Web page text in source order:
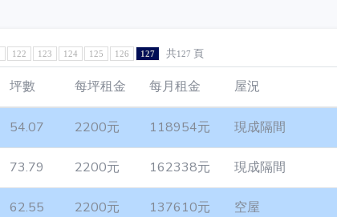
122 123 124 125 126 127 共127 頁
坪數 每坪租金 每月租金 屋況
54.07 2200元 118954元 現成隔間
73.79 2200元 162338元 現成隔間
62.55 2200元 137610元 空屋